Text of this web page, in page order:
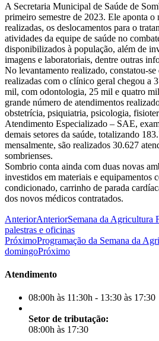
A Secretaria Municipal de Saúde de
primeiro semestre de 2023. Ele aponta o
realizadas, os deslocamentos para o
atividades da equipe de saúde no
disponibilizados à população, além de
imagens e laboratoriais, dentre outras
No levantamento realizado, constatou-
realizadas com o clínico geral chegou a
mil, com odontologia, 25 mil e quatro
grande número de atendimentos
obstetrícia, psiquiatria, psicologia,
Atendimento Especializado – SAE,
demais setores da saúde, totalizando
mensalmente, são realizados 30.627
sombrienses.
Sombrio conta ainda com duas novas
investidos em materiais e equipamentos
condicionado, carrinho de parada
dos novos médicos contratados.
AnteriorAnteriorSemana da Agricultura
palestras e oficinas
PróximoProgramação da Semana da
domingoPróximo
Atendimento
08:00h às 11:30h - 13:30 às 17:30
Setor de tributação:
08:00h às 17:30